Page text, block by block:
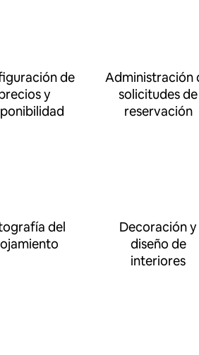
de
y
Administración
solicitudes de
reservación
del
Decoración y
diseño de
interiores